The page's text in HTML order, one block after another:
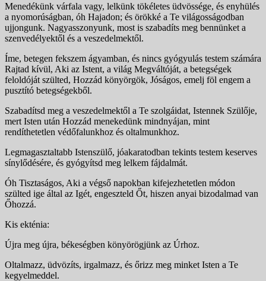
Menedékünk várfala vagy, lelkünk tökéletes üd­vössége, és enyhülés
a nyomorúságban, óh Hajadon; és örökké a Te világosságodban
ujjongunk. Nagyasszo­nyunk, most is szabadíts meg bennünket a
szenvedélyektől és a veszedelmektől.
Íme, betegen fekszem ágyamban, és nincs gyógyulás testem számára
Rajtad kívül, Aki az Istent, a világ Megváltóját, a betegségek
feloldóját szülted, Hoz­zád könyörgök, Jóságos, emelj föl engem a
pusztító be­tegségekből.
Szabadítsd meg a veszedelmektől a Te szolgáidat, Isten­nek Szülője,
mert Isten után Hozzád menekedünk mind­nyájan, mint
rendíthetetlen védőfalunkhoz és oltalmunk­hoz.
Legmagasztaltabb Istenszülő, jóakaratodban tekints tes­tem keserves
sínylődésére, és gyógyítsd meg lelkem fáj­dalmát.
Óh Tisztaságos, Aki a végső napokban kifejezhetetlen módon
szülted ige által az Igét, engeszteld Őt, hiszen anyai bizodalmad van
Őhozzá.
Kis ekténia:
Újra meg újra, békeségben könyörögjünk az Úrhoz.
Oltalmazz, üdvözíts, irgalmazz, és őrizz meg minket Isten a Te
kegyelmeddel.